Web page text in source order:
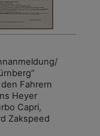
Fahrern
Heyer
Capri,
Zakspeed